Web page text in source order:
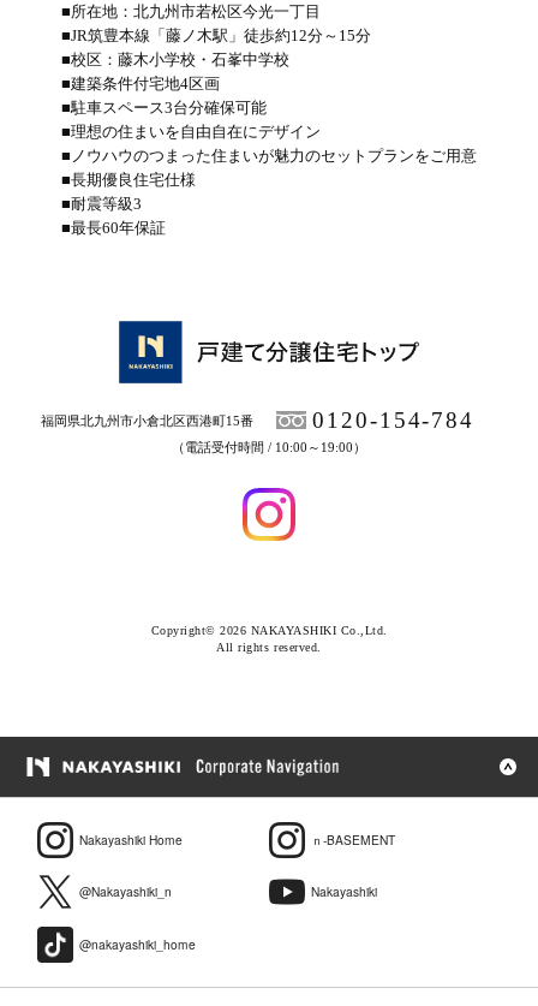
■所在地：北九州市若松区今光一丁目
■JR筑豊本線「藤ノ木駅」徒歩約12分～15分
■校区：藤木小学校・石峯中学校
■建築条件付宅地4区画
■駐車スペース3台分確保可能
■理想の住まいを自由自在にデザイン
■ノウハウのつまった住まいが魅力のセットプランをご用意
■長期優良住宅仕様
■耐震等級3
■最長60年保証
福岡県北九州市小倉北区西港町15番 0120-154-784
（電話受付時間 / 10:00～19:00）
Copyright© 2026 NAKAYASHIKI Co.,Ltd.
All rights reserved.
Nakayashiki Home ｎ-BASEMENT
@Nakayashiki_n Nakayashiki
@nakayashiki_home